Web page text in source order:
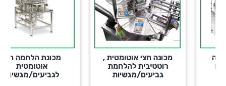
מכונה חצי אוטומטית ,
רוטטיבית להלחמת
גביעים/מגשיות
מכונת הלחמה חצי
אוטומטית
לגביעים/מגשיות